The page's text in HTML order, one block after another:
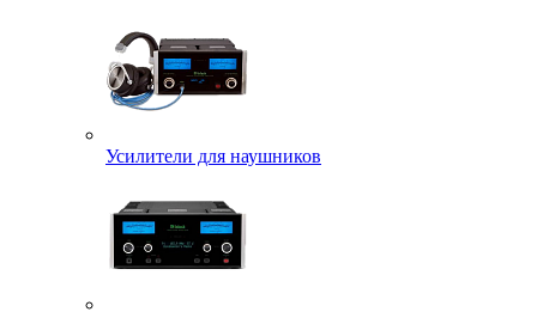
Усилители для наушников